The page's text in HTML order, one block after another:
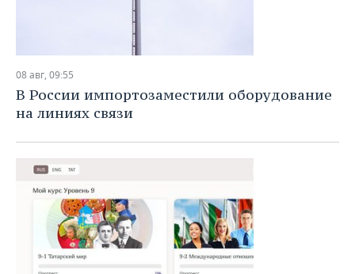
08 авг, 09:55
В России импортозаместили оборудование
на линиях связи